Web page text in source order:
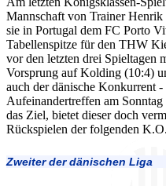
Mannschaft von Trainer
sie in Portugal dem FC Porto
Tabellenspitze für den THW
vor den letzten drei Spieltagen
Vorsprung auf Kolding (10:4)
auch der dänische Konkurrent
Aufeinandertreffen am
das Ziel, bietet dieser doch
Rückspielen der folgenden
Zweiter der dänischen Liga